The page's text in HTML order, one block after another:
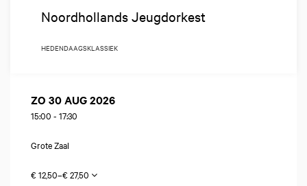
Noordhollands Jeugdorkest
HEDENDAAGSKLASSIEK
ZO 30 AUG 2026
15:00 - 17:30
Grote Zaal
€ 12,50–€ 27,50